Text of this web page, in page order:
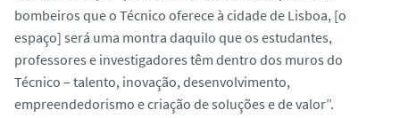
bombeiros que o Técnico oferece à cidade de Lisboa, [o
espaço] será uma montra daquilo que os estudantes,
professores e investigadores têm dentro dos muros do
Técnico – talento, inovação, desenvolvimento,
empreendedorismo e criação de soluções e de valor”.